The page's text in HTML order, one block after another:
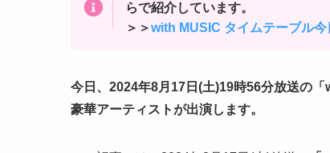
らで紹介しています。
＞＞with MUSIC タイムテーブル
今日、2024年8月17日(土)19時56分放送の
豪華アーティストが出演します。